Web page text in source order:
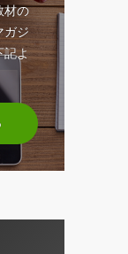
材の
ガジ
記よ